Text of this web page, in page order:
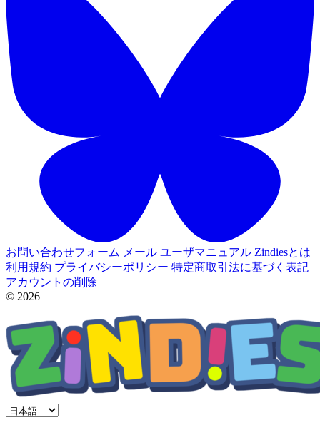
お問い合わせフォーム メール ユーザマニュアル Zindiesとは
利用規約 プライバシーポリシー 特定商取引法に基づく表記
アカウントの削除
© 2026